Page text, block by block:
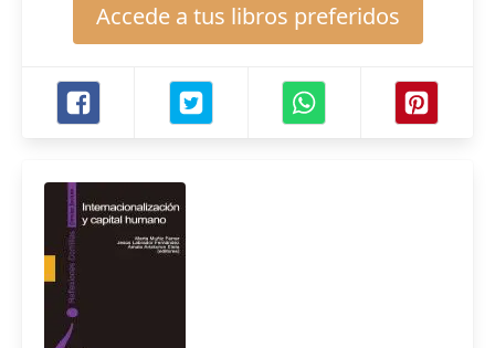
Accede a tus libros preferidos